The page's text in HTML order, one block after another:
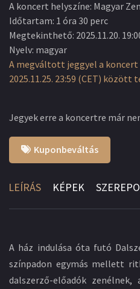
A koncert helyszíne: Magyar
Időtartam: 1 óra 30 perc
Megtekinthető: 2025.11.20.
Nyelv: magyar
A megváltott jeggyel a koncert
2025.11.25. 23:59 (CET)
Jegyek erre a koncertre már
Kuponbeváltás
LEÍRÁS KÉPEK
A ház indulása óta futó
színpadon egymás mellett
dalszerző-előadók